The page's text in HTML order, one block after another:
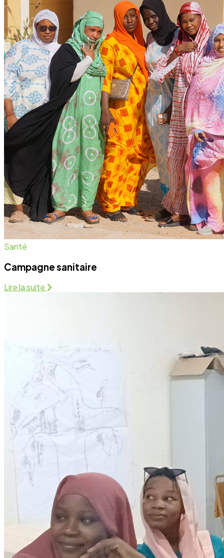
Santé
Campagne sanitaire
Lire la suite